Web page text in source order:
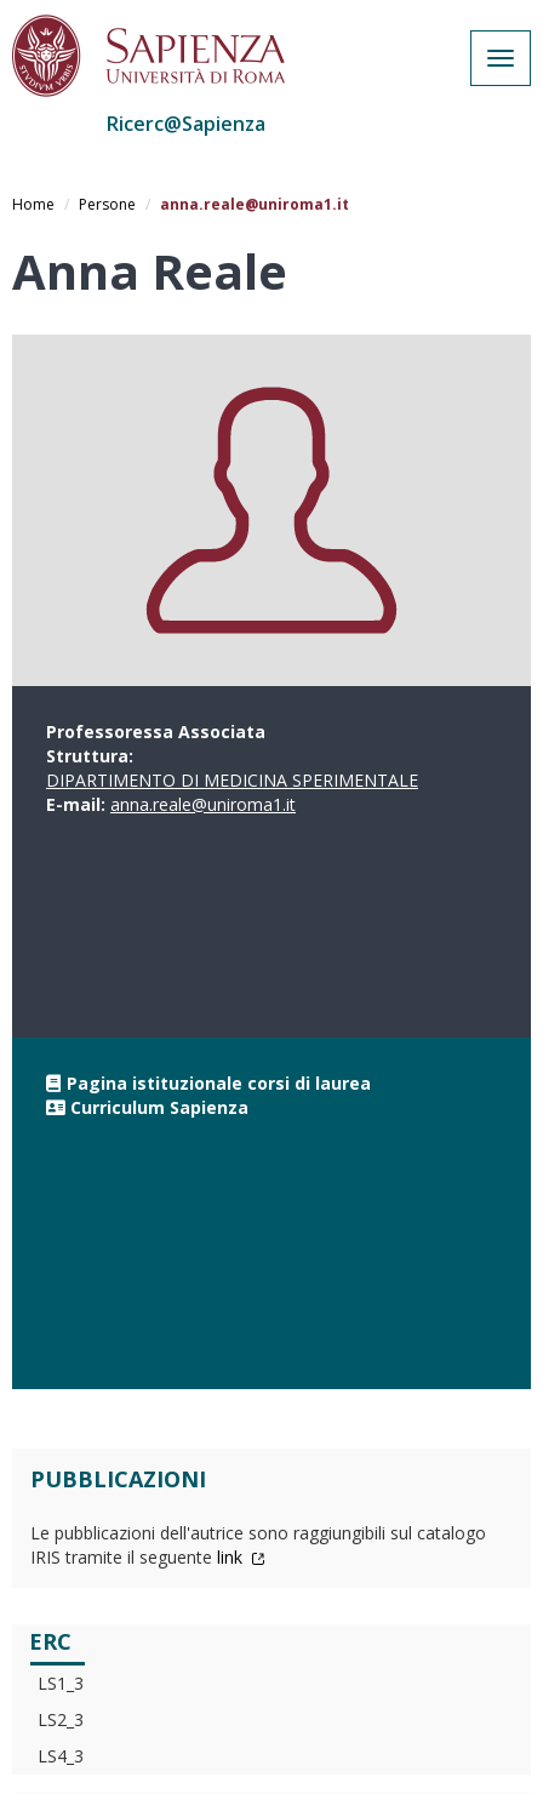
al
Ricerc@Sapienza
Home Persone anna.reale@uniroma1.it
Anna Reale
Professoressa Associata
Struttura:
DIPARTIMENTO DI MEDICINA SPERIMENTALE
E-mail: anna.reale@uniroma1.it
Pagina istituzionale corsi di laurea
Curriculum Sapienza
PUBBLICAZIONI
Le pubblicazioni dell'autrice sono raggiungibili sul catalogo
IRIS tramite il seguente link
ERC
LS1_3
LS2_3
LS4_3